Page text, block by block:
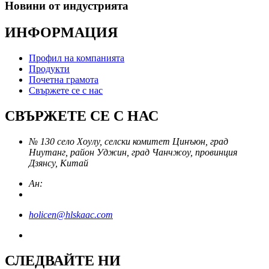
Новини от индустрията
ИНФОРМАЦИЯ
Профил на компанията
Продукти
Почетна грамота
Свържете се с нас
СВЪРЖЕТЕ СЕ С НАС
№ 130 село Хоулу, селски комитет Цинъюн, град
Ниутанг, район Уджин, град Чанчжоу, провинция
Дзянсу, Китай
Ан:
holicen@hlskaac.com
СЛЕДВАЙТЕ НИ